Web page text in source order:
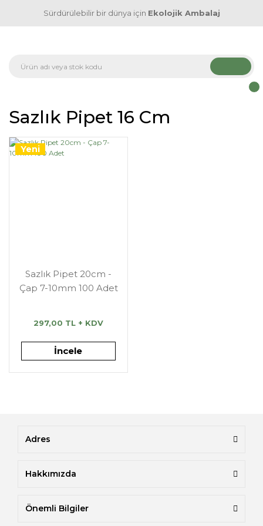
Sürdürülebilir bir dünya için Ekolojik Ambalaj
Sazlık Pipet 16 Cm
Yeni
Sazlık Pipet 20cm -
Çap 7-10mm 100 Adet
297,00 TL + KDV
İncele
Adres
Hakkımızda
Önemli Bilgiler